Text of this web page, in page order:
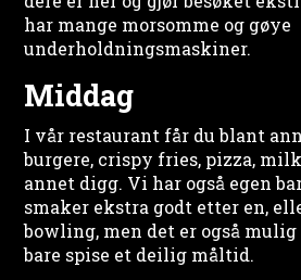
har mange morsomme og gøye
underholdningsmaskiner.
Middag
I vår restaurant får du blant
burgere, crispy fries, pizza,
annet digg. Vi har også egen
smaker ekstra godt etter en,
bowling, men det er også
bare spise et deilig måltid.